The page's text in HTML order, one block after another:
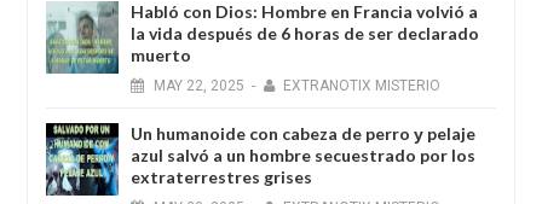
Habló con Dios: Hombre en Francia volvió a
la vida después de 6 horas de ser declarado
muerto
MAY 22, 2025 - EXTRANOTIX MISTERIO
Un humanoide con cabeza de perro у pelaje
azul salvó a un hombre secuestrado por los
extraterrestres grises